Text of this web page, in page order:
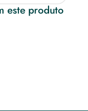
este produto